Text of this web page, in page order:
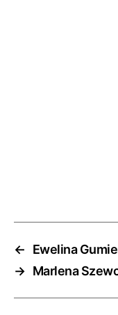
←
Ewelina
→ Marlena